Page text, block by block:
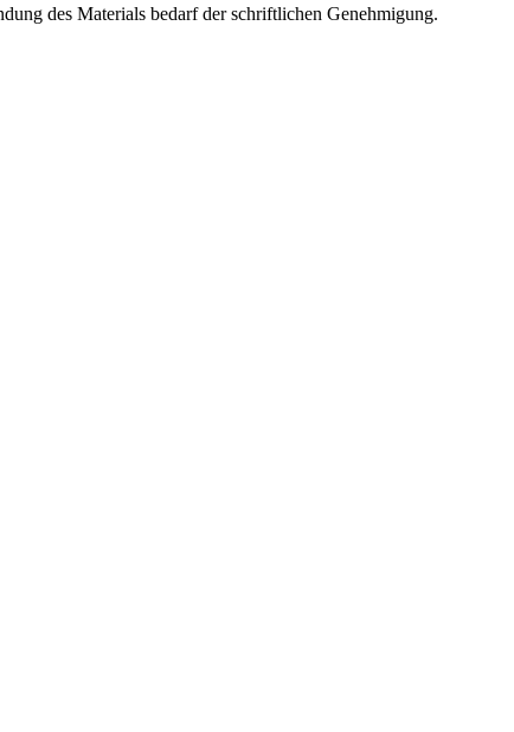
des Materials bedarf der schriftlichen Genehmigung.